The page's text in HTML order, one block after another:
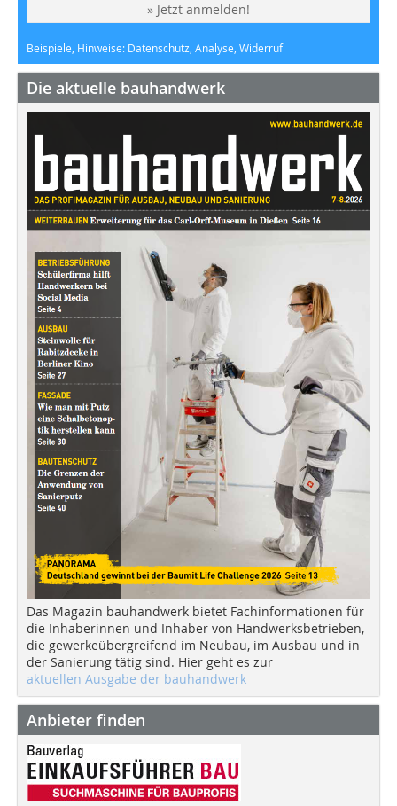
» Jetzt anmelden!
Beispiele, Hinweise: Datenschutz, Analyse, Widerruf
Die aktuelle bauhandwerk
Das Magazin bauhandwerk bietet Fachinformationen für
die Inhaberinnen und Inhaber von Handwerksbetrieben,
die gewerkeübergreifend im Neubau, im Ausbau und in
der Sanierung tätig sind. Hier geht es zur
aktuellen Ausgabe der bauhandwerk
Anbieter finden